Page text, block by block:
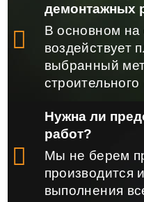
демонтажных
В основном на
воздействует
выбранный
Нужна ли
работ?
Мы не берем
производится
выполнения